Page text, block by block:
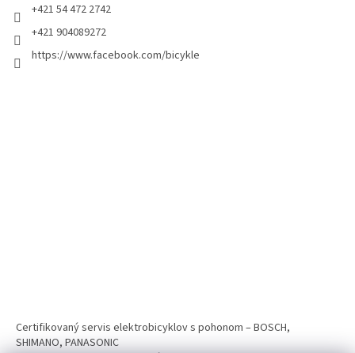
+421 54 472 2742
+421 904089272
https://www.facebook.com/bicykle
Certifikovaný servis elektrobicyklov s pohonom – BOSCH,
SHIMANO, PANASONIC